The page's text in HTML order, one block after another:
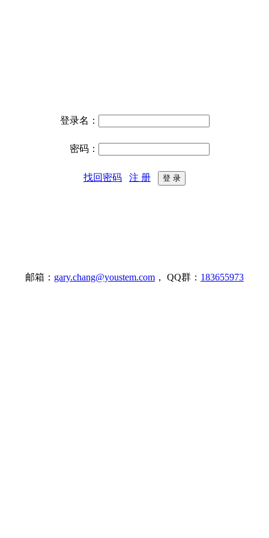
登录名：
密码：
找回密码 注 册
邮箱： gary.chang@youstem.com ， QQ群： 183655973